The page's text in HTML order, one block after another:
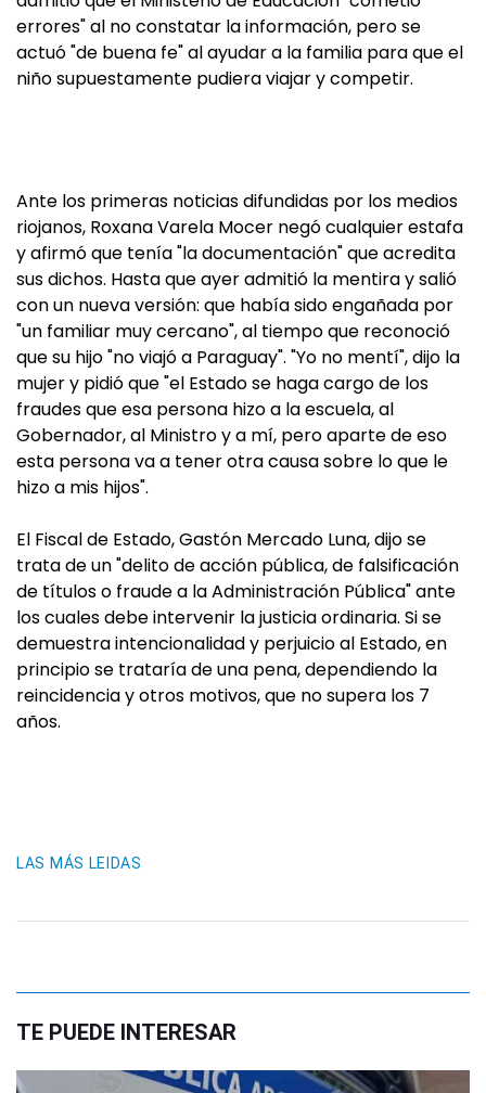
errores" al no constatar la información, pero se
actuó "de buena fe" al ayudar a la familia para que el
niño supuestamente pudiera viajar y competir.
Ante los primeras noticias difundidas por los medios
riojanos, Roxana Varela Mocer negó cualquier estafa
y afirmó que tenía "la documentación" que acredita
sus dichos. Hasta que ayer admitió la mentira y salió
con un nueva versión: que había sido engañada por
"un familiar muy cercano", al tiempo que reconoció
que su hijo "no viajó a Paraguay". "Yo no mentí", dijo la
mujer y pidió que "el Estado se haga cargo de los
fraudes que esa persona hizo a la escuela, al
Gobernador, al Ministro y a mí, pero aparte de eso
esta persona va a tener otra causa sobre lo que le
hizo a mis hijos".
El Fiscal de Estado, Gastón Mercado Luna, dijo se
trata de un "delito de acción pública, de falsificación
de títulos o fraude a la Administración Pública" ante
los cuales debe intervenir la justicia ordinaria. Si se
demuestra intencionalidad y perjuicio al Estado, en
principio se trataría de una pena, dependiendo la
reincidencia y otros motivos, que no supera los 7
años.
LAS MÁS LEIDAS
TE PUEDE INTERESAR